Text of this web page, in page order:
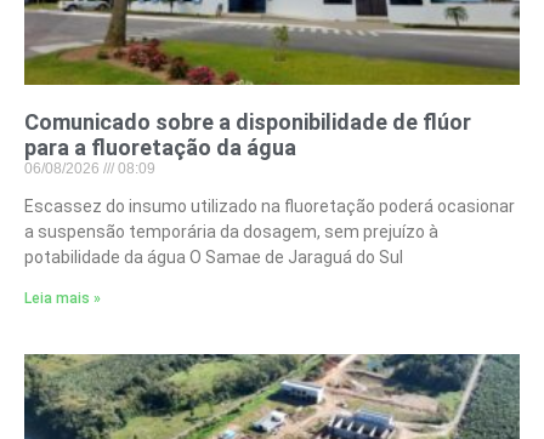
Comunicado sobre a disponibilidade de flúor
para a fluoretação da água
06/08/2026 08:09
Escassez do insumo utilizado na fluoretação poderá ocasionar
a suspensão temporária da dosagem, sem prejuízo à
potabilidade da água O Samae de Jaraguá do Sul
Leia mais »